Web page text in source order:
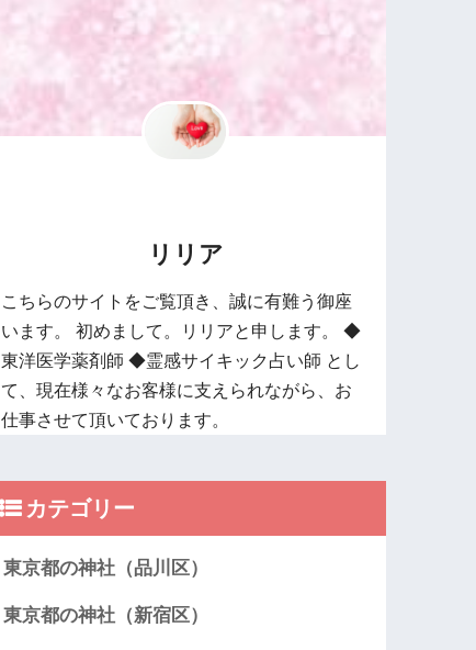
リリア
こちらのサイトをご覧頂き、誠に有難う御座
います。 初めまして。リリアと申します。 ◆
東洋医学薬剤師 ◆霊感サイキック占い師 とし
て、現在様々なお客様に支えられながら、お
仕事させて頂いております。
カテゴリー
東京都の神社（品川区）
東京都の神社（新宿区）